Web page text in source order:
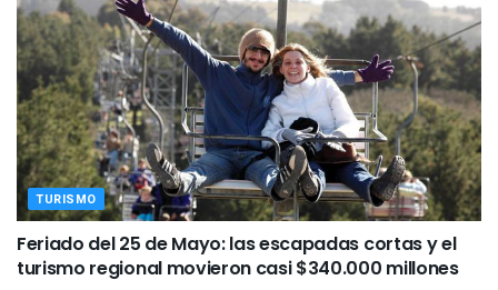
TURISMO
Feriado del 25 de Mayo: las escapadas cortas y el
turismo regional movieron casi $340.000 millones